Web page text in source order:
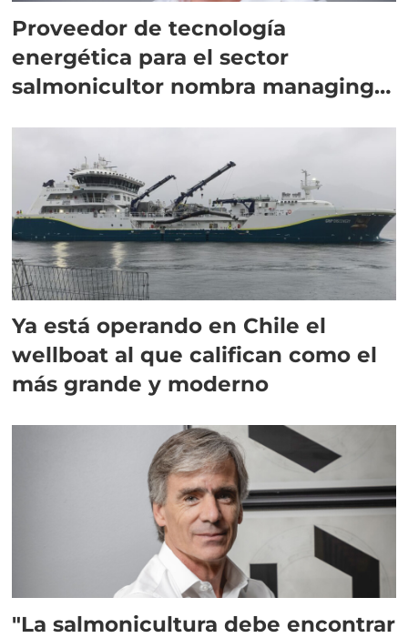
Proveedor de tecnología
energética para el sector
salmonicultor nombra managing
Ya está operando en Chile el
wellboat al que califican como el
más grande y moderno
"La salmonicultura debe encontrar